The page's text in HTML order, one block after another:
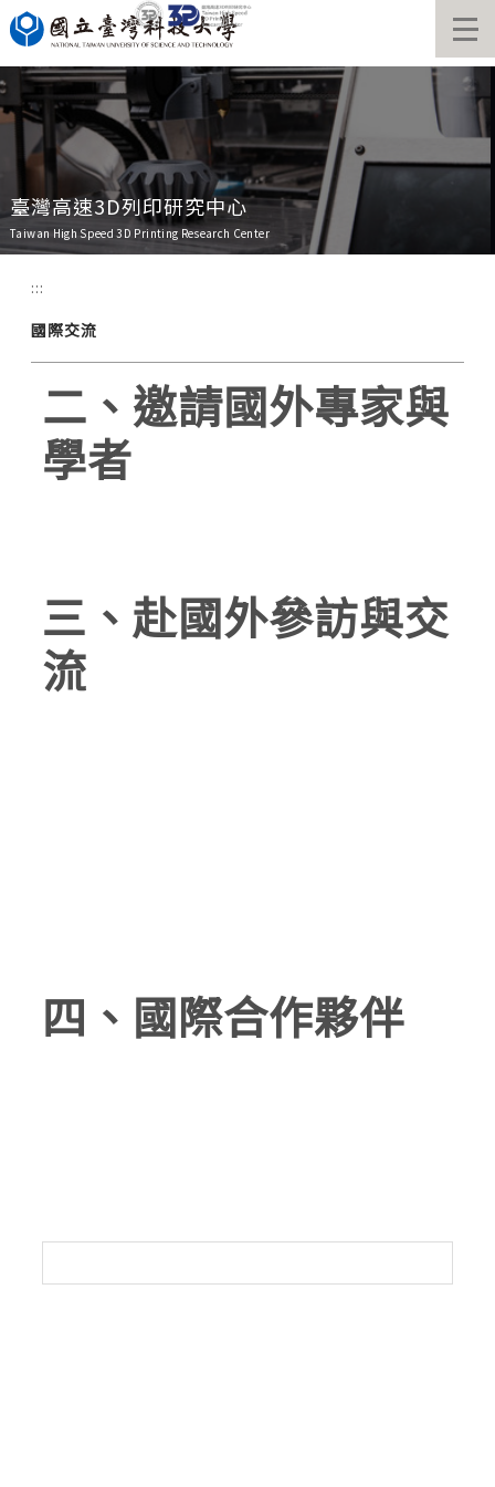
跳
到
要
容
臺灣高速3D列印研究中心
Taiwan High Speed 3D Printing Research Center
:::
國際交流
二、邀請國外專家與
學者
三、赴國外參訪與交
流
四、國際合作夥伴